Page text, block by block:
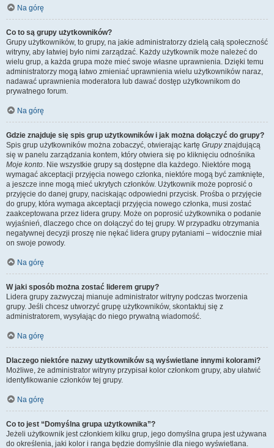
Na górę
Co to są grupy użytkowników?
Grupy użytkowników, to grupy, na jakie administratorzy dzielą całą społeczność
witryny, aby łatwiej było nimi zarządzać. Każdy użytkownik może należeć do
wielu grup, a każda grupa może mieć swoje własne uprawnienia. Dzięki temu
administratorzy mogą łatwo zmieniać uprawnienia wielu użytkowników naraz,
nadawać uprawnienia moderatora lub dawać dostęp użytkownikom do
prywatnego forum.
Na górę
Gdzie znajduje się spis grup użytkowników i jak można dołączyć do grupy?
Spis grup użytkowników można zobaczyć, otwierając kartę Grupyznajdującą
się w panelu zarządzania kontem, który otwiera się po kliknięciu odnośnika
Moje konto. Nie wszystkie grupy są dostępne dla każdego. Niektóre mogą
wymagać akceptacji przyjęcia nowego członka, niektóre mogą być zamknięte,
a jeszcze inne mogą mieć ukrytych członków. Użytkownik może poprosić o
przyjęcie do danej grupy, naciskając odpowiedni przycisk. Prośba o przyjęcie
do grupy, która wymaga akceptacji przyjęcia nowego członka, musi zostać
zaakceptowana przez lidera grupy. Może on poprosić użytkownika o podanie
wyjaśnień, dlaczego chce on dołączyć do tej grupy. W przypadku otrzymania
negatywnej decyzji proszę nie nękać lidera grupy pytaniami – widocznie miał
on swoje powody.
Na górę
W jaki sposób można zostać liderem grupy?
Lidera grupy zazwyczaj mianuje administrator witryny podczas tworzenia
grupy. Jeśli chcesz utworzyć grupę użytkowników, skontaktuj się z
administratorem, wysyłając do niego prywatną wiadomość.
Na górę
Dlaczego niektóre nazwy użytkowników są wyświetlane innymi kolorami?
Możliwe, że administrator witryny przypisał kolor członkom grupy, aby ułatwić
identyfikowanie członków tej grupy.
Na górę
Co to jest “Domyślna grupa użytkownika”?
Jeżeli użytkownik jest członkiem kilku grup, jego domyślna grupa jest używana
do określenia, jaki kolor i ranga będzie domyślnie dla niego wyświetlana.